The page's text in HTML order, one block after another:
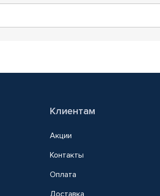
Клиентам
Акции
Контакты
Оплата
Доставка